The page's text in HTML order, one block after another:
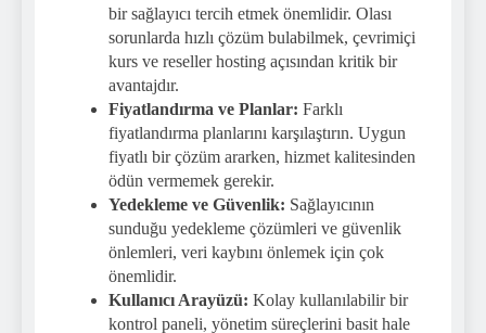
bir sağlayıcı tercih etmek önemlidir. Olası
sorunlarda hızlı çözüm bulabilmek, çevrimiçi
kurs ve reseller hosting açısından kritik bir
avantajdır.
Fiyatlandırma ve Planlar: Farklı
fiyatlandırma planlarını karşılaştırın. Uygun
fiyatlı bir çözüm ararken, hizmet kalitesinden
ödün vermemek gerekir.
Yedekleme ve Güvenlik: Sağlayıcının
sunduğu yedekleme çözümleri ve güvenlik
önlemleri, veri kaybını önlemek için çok
önemlidir.
Kullanıcı Arayüzü: Kolay kullanılabilir bir
kontrol paneli, yönetim süreçlerini basit hale